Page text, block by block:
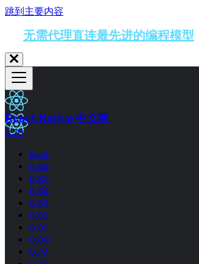
跳到主要内容
无需代理直连最先进的编程模型
React Native 中文网
0.70
Next
0.86
0.85
0.84
0.83
0.82
0.81
0.80
0.79